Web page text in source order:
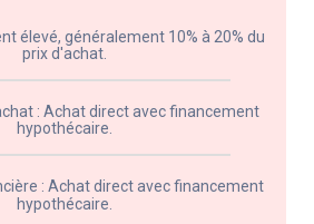
élevé, généralement 10% à 20% du
prix d'achat.
: Achat direct avec financement
hypothécaire.
: Achat direct avec financement
hypothécaire.